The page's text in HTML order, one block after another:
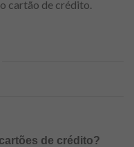
cartão de crédito.
de crédito?